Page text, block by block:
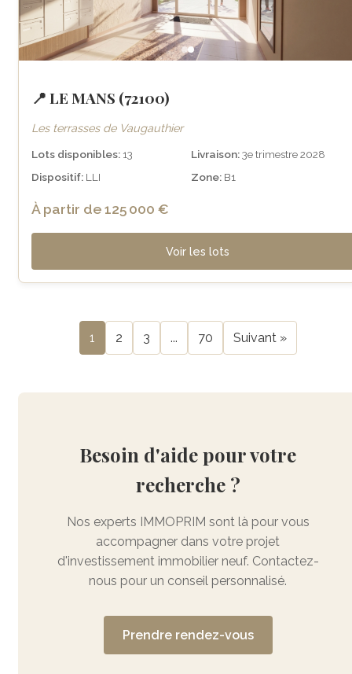
📍 LE MANS (72100)
Les terrasses de Vaugauthier
Lots disponibles: 13 Livraison:3e trimestre 2028
Dispositif: LLI Zone: B1
À partir de 125 000 €
Voir les lots
1 2 3 ... 70 Suivant »
Besoin d'aide pour votre
recherche ?
Nos experts IMMOPRIM sont là pour vous
accompagner dans votre projet
d'investissement immobilier neuf. Contactez-
nous pour un conseil personnalisé.
Prendre rendez-vous